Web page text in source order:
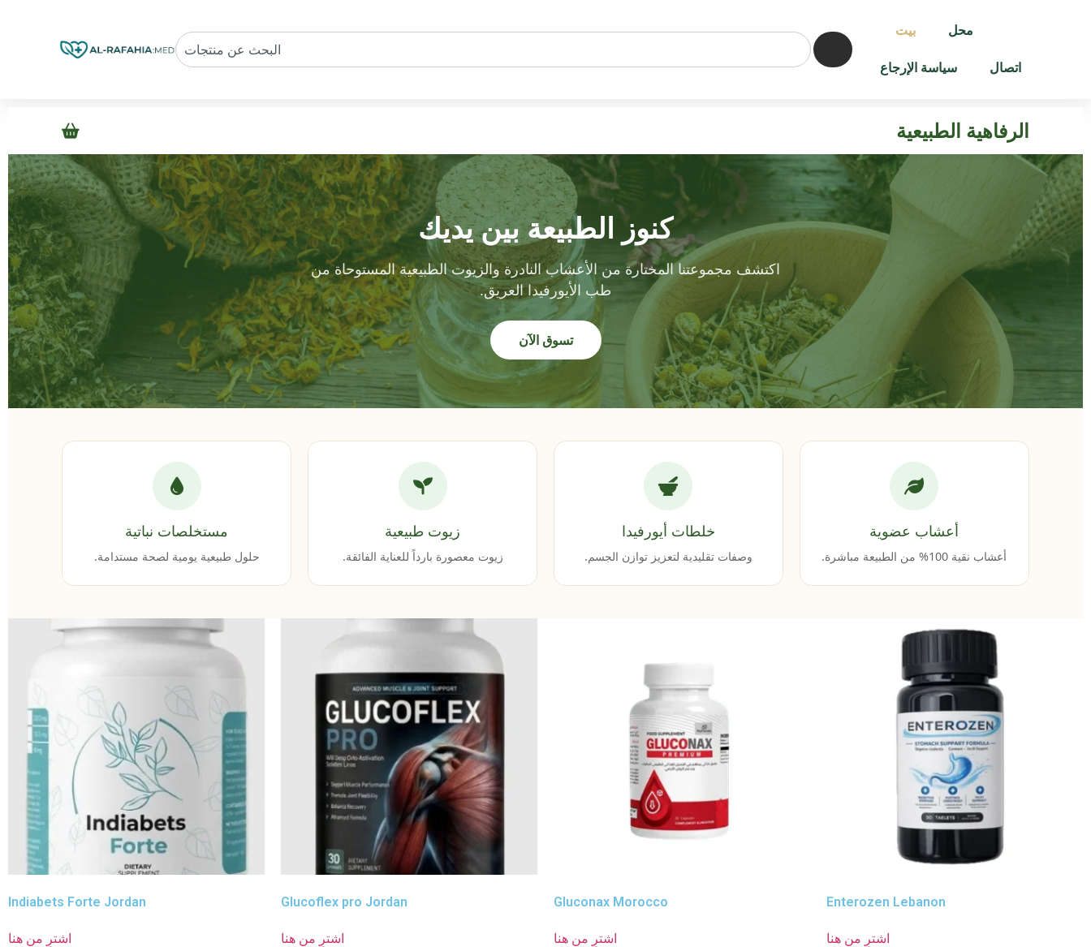
بيت محل
سياسة الإرجاع اتصال
الرفاهية الطبيعية
كنوز الطبيعة بين يديك
اكتشف مجموعتنا المختارة من الأعشاب النادرة والزيوت الطبيعية المستوحاة من
طب الأيورفيدا العريق.
تسوق الآن
أعشاب عضوية
أعشاب نقية 100% من الطبيعة مباشرة.
خلطات أيورفيدا
وصفات تقليدية لتعزيز توازن الجسم.
زيوت طبيعية
زيوت معصورة بارداً للعناية الفائقة.
مستخلصات نباتية
حلول طبيعية يومية لصحة مستدامة.
Indiabets Forte Jordan
اشترِ من هنا
Glucoflex pro Jordan
اشترِ من هنا
Gluconax Morocco
اشترِ من هنا
Enterozen Lebanon
اشترِ من هنا